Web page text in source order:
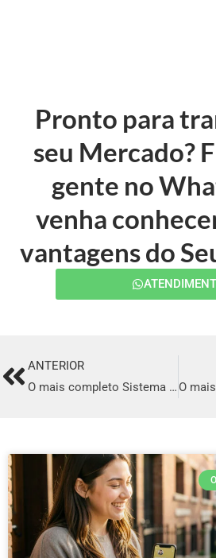
Pronto para
seu Mercado?
gente no
venha
vantagens do
PrevANTERIOR
O mais completo Sistema para Delivery em Mococa